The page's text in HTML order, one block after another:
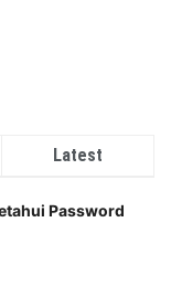
Latest
Password